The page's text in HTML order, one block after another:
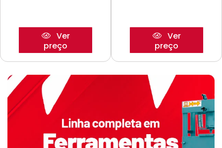
Ver
preço
Ver
preço